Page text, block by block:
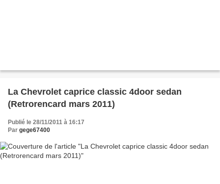
La Chevrolet caprice classic 4door sedan
(Retrorencard mars 2011)
Publié le 28/11/2011 à 16:17
Par gege67400